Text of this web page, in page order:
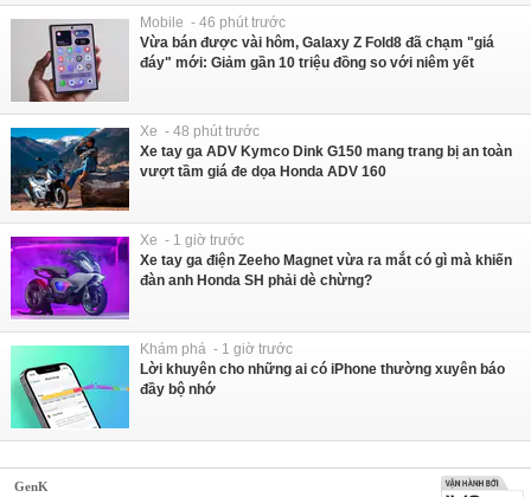
Mobile - 46 phút trước
Vừa bán được vài hôm, Galaxy Z Fold8 đã chạm "giá
đáy" mới: Giảm gần 10 triệu đồng so với niêm yết
Xe - 48 phút trước
Xe tay ga ADV Kymco Dink G150 mang trang bị an toàn
vượt tầm giá đe dọa Honda ADV 160
Xe - 1 giờ trước
Xe tay ga điện Zeeho Magnet vừa ra mắt có gì mà khiến
đàn anh Honda SH phải dè chừng?
Khám phá - 1 giờ trước
Lời khuyên cho những ai có iPhone thường xuyên báo
đầy bộ nhớ
GenK